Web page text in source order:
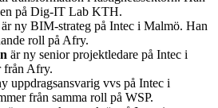
på Dig-IT Lab KTH.
är ny BIM-strateg på Intec i Malmö. Han
roll på Afry.
är ny senior projektledare på Intec i
från Afry.
uppdragsansvarig vvs på Intec i
från samma roll på WSP.